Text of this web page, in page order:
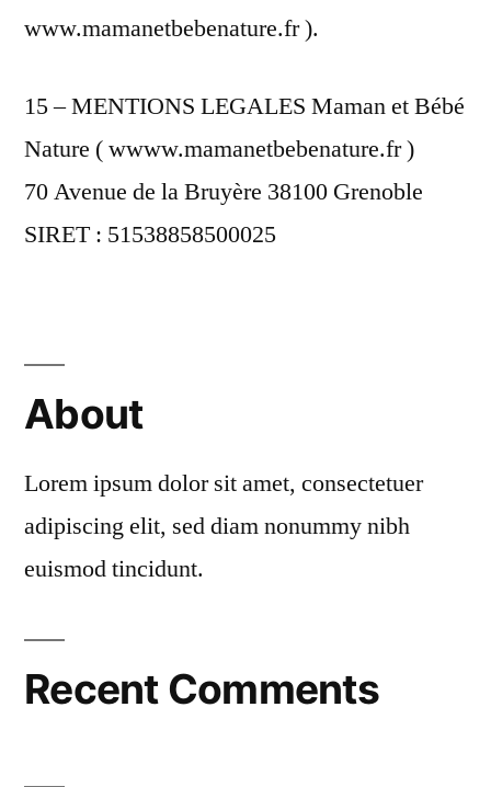
www.mamanetbebenature.fr ).
15 – MENTIONS LEGALES Maman et Bébé
Nature ( wwww.mamanetbebenature.fr )
70 Avenue de la Bruyère 38100 Grenoble
SIRET : 51538858500025
About
Lorem ipsum dolor sit amet, consectetuer
adipiscing elit, sed diam nonummy nibh
euismod tincidunt.
Recent Comments